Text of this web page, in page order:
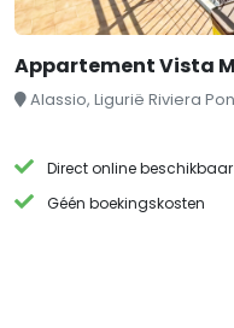
Appartement Vista
Alassio, Ligurië Riviera
Direct online beschikbaar
Géén boekingskosten